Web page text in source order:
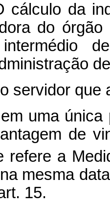
cálculo da
do
que
única
de
refere a
mesma
15.